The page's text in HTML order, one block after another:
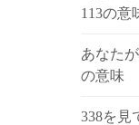
113の意
あなた
の意味
338を見